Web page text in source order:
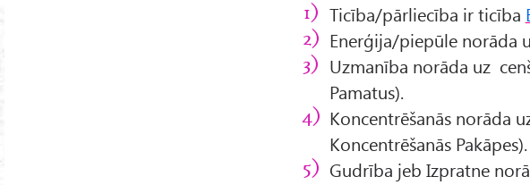
Ticība/pārliecība ir ticība
Enerģija/piepūle norāda
Uzmanība norāda uz
Pamatus).
Koncentrēšanās norāda
Koncentrēšanās Pakāpes).
Gudrība jeb Izpratne